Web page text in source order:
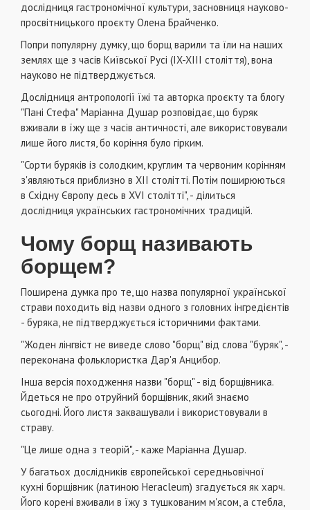
дослідниця гастрономічної культури, засновниця науково-
просвітницького проєкту Олена Брайченко.
Попри популярну думку, що борщ варили та їли на наших
землях ще з часів Київської Русі (IX-XIII століття), вона
науково не підтверджується.
Дослідниця антропології їжі та авторка проєкту та блогу
"Пані Стефа" Маріанна Душар розповідає, що буряк
вживали в їжу ще з часів античності, але використовували
лише його листя, бо коріння було гірким.
"Сорти буряків із солодким, круглим та червоним корінням
з'являються приблизно в XII столітті. Потім поширюються
в Східну Європу десь в XVI столітті", - ділиться
дослідниця українських гастрономічних традицій.
Чому борщ називають
борщем?
Поширена думка про те, що назва популярної української
страви походить від назви одного з головних інгредієнтів
- буряка, не підтверджується історичними фактами.
"Жоден лінгвіст не виведе слово "борщ" від слова "буряк", -
переконана фольклористка Дар'я Анцибор.
Інша версія походження назви "борщ" - від борщівника.
Йдеться не про отруйний борщівник, який знаємо
сьогодні. Його листя заквашували і використовували в
страву.
"Це лише одна з теорій", - каже Маріанна Душар.
У багатьох дослідників європейської середньовічної
кухні борщівник (латиною Heracleum) згадується як харч.
Його корені вживали в їжу з тушкованим м'ясом, а стебла,